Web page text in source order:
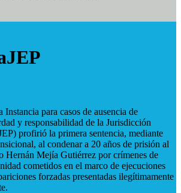
para casos de ausencia de
y responsabilidad de la Jurisdicción
profirió la primera sentencia, mediante
al condenar a 20 años de prisión al
Hernán Mejía Gutiérrez por crímenes de
cometidos en el marco de ejecuciones
forzadas presentadas ilegítimamente